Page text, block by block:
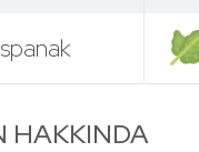
HAKKINDA